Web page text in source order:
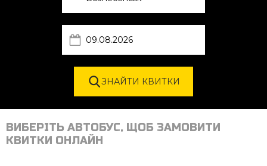
ВИБЕРІТЬ АВТОБУС, ЩОБ ЗАМОВИТИ
КВИТКИ ОНЛАЙН